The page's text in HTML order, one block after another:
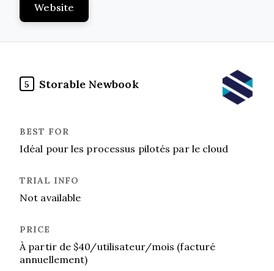
Website
5 Storable Newbook
Idéal pour les processus pilotés par le cloud
Not available
À partir de $40/utilisateur/mois (facturé
annuellement)